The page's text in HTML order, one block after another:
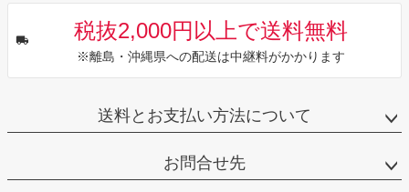
税抜2,000円以上で送料無料
※離島・沖縄県への配送は中継料がかかります
送料とお支払い方法について
お問合せ先